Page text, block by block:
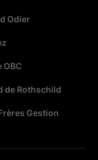
Odier
OBC
de Rothschild
Gestion